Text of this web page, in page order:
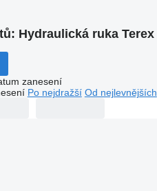
Hydraulická ruka Terex
zanesení
Po nejdražší Od nejlevnějších